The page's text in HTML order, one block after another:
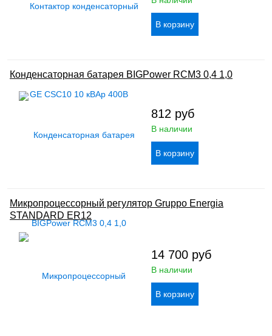
Конденсаторная батарея BIGPower RCM3 0,4 1,0
812 руб
В наличии
Микропроцессорный регулятор Gruppo Energia
STANDARD ER12
14 700 руб
В наличии